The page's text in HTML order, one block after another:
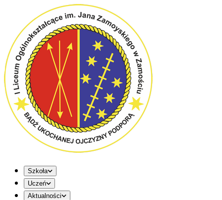
Szkoła
Uczeń
Aktualności